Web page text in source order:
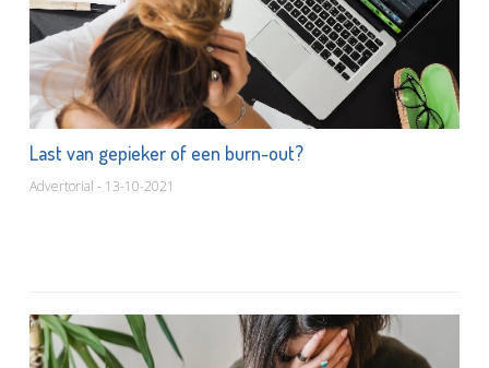
Last van gepieker of een burn-out?
Advertorial - 13-10-2021